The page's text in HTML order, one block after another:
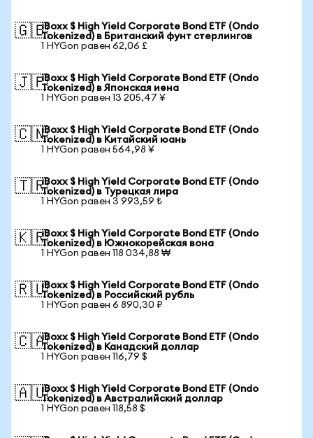
🇬🇧iBoxx $ High Yield Corporate Bond ETF (Ondo
Tokenized) в Британский фунт стерлингов
1 HYGon равен 62,06 £
🇯🇵iBoxx $ High Yield Corporate Bond ETF (Ondo
Tokenized) в Японская иена
1 HYGon равен 13 205,47 ¥
🇨🇳iBoxx $ High Yield Corporate Bond ETF (Ondo
Tokenized) в Китайский юань
1 HYGon равен 564,98 ¥
🇹🇷iBoxx $ High Yield Corporate Bond ETF (Ondo
Tokenized) в Турецкая лира
1 HYGon равен 3 993,59 ₺
🇰🇷iBoxx $ High Yield Corporate Bond ETF (Ondo
Tokenized) в Южнокорейская вона
1 HYGon равен 118 034,88 ₩
🇷🇺iBoxx $ High Yield Corporate Bond ETF (Ondo
Tokenized) в Российский рубль
1 HYGon равен 6 890,30 ₽
🇨🇦iBoxx $ High Yield Corporate Bond ETF (Ondo
Tokenized) в Канадский доллар
1 HYGon равен 116,79 $
🇦🇺iBoxx $ High Yield Corporate Bond ETF (Ondo
Tokenized) в Австралийский доллар
1 HYGon равен 118,58 $